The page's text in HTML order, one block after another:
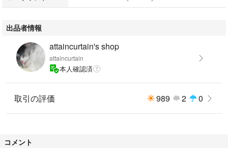
出品者情報
attaincurtain's shop
attaincurtain
本人確認済
取引の評価 989 2 0
コメント